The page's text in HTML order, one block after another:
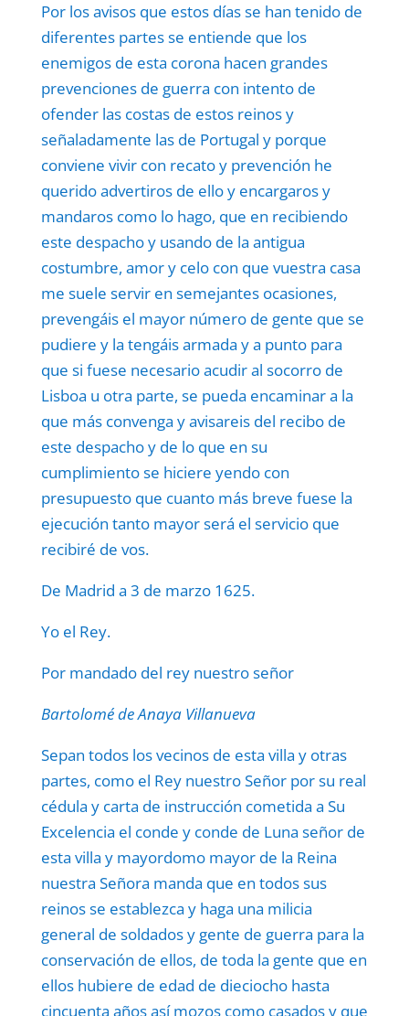
Por los avisos que estos días se han tenido de
diferentes partes se entiende que los
enemigos de esta corona hacen grandes
prevenciones de guerra con intento de
ofender las costas de estos reinos y
señaladamente las de Portugal y porque
conviene vivir con recato y prevención he
querido advertiros de ello y encargaros y
mandaros como lo hago, que en recibiendo
este despacho y usando de la antigua
costumbre, amor y celo con que vuestra casa
me suele servir en semejantes ocasiones,
prevengáis el mayor número de gente que se
pudiere y la tengáis armada y a punto para
que si fuese necesario acudir al socorro de
Lisboa u otra parte, se pueda encaminar a la
que más convenga y avisareis del recibo de
este despacho y de lo que en su
cumplimiento se hiciere yendo con
presupuesto que cuanto más breve fuese la
ejecución tanto mayor será el servicio que
recibiré de vos.
De Madrid a 3 de marzo 1625.
Yo el Rey.
Por mandado del rey nuestro señor
Bartolomé de Anaya Villanueva
Sepan todos los vecinos de esta villa y otras
partes, como el Rey nuestro Señor por su real
cédula y carta de instrucción cometida a Su
Excelencia el conde y conde de Luna señor de
esta villa y mayordomo mayor de la Reina
nuestra Señora manda que en todos sus
reinos se establezca y haga una milicia
general de soldados y gente de guerra para la
conservación de ellos, de toda la gente que en
ellos hubiere de edad de dieciocho hasta
cincuenta años así mozos como casados y que